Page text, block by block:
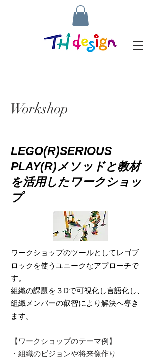
Workshop
LEGO(R)SERIOUS
PLAY(R)メソッドと教材
を活用したワークショッ
プ
ワークショップのツールとしてレゴブ
ロックを使うユニークなアプローチで
す。
組織の課題を３Dで可視化し言語化し、
組織メンバーの叡智により解決へ導き
ます。
【ワークショップのテーマ例】
・組織のビジョンや将来像作り